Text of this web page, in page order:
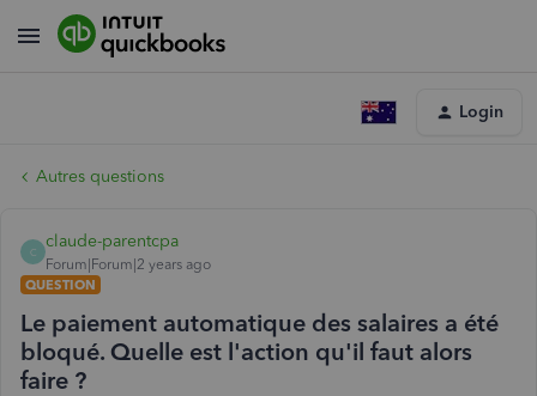
Login
Autres questions
C
claude-parentcpa
Forum|Forum|2 years ago
QUESTION
Le paiement automatique des salaires a été
bloqué. Quelle est l'action qu'il faut alors
faire ?